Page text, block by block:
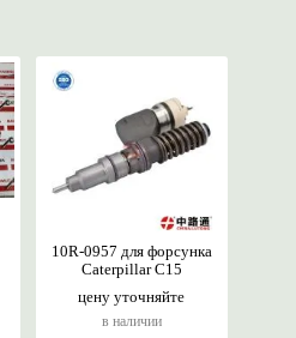
цену уточняйте
в наличии
10R-0957 для форсунка
Caterpillar C15